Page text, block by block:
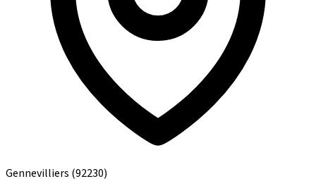
Gennevilliers (92230)